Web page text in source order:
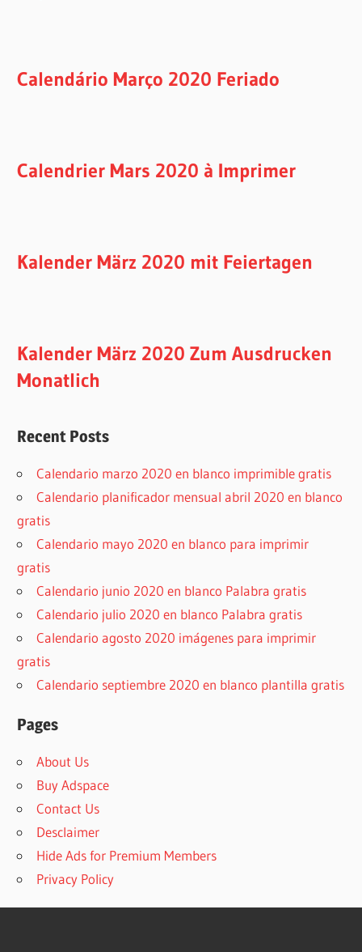
Calendário Março 2020 Feriado
Calendrier Mars 2020 à Imprimer
Kalender März 2020 mit Feiertagen
Kalender März 2020 Zum Ausdrucken
Monatlich
Recent Posts
Calendario marzo 2020 en blanco imprimible gratis
Calendario planificador mensual abril 2020 en blanco
gratis
Calendario mayo 2020 en blanco para imprimir
gratis
Calendario junio 2020 en blanco Palabra gratis
Calendario julio 2020 en blanco Palabra gratis
Calendario agosto 2020 imágenes para imprimir
gratis
Calendario septiembre 2020 en blanco plantilla gratis
Pages
About Us
Buy Adspace
Contact Us
Desclaimer
Hide Ads for Premium Members
Privacy Policy